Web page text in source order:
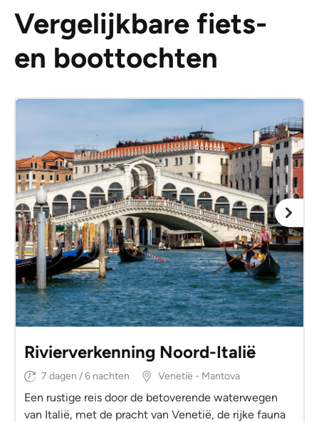
Vergelijkbare fiets-
en boottochten
Rivierverkenning Noord-Italië
7 dagen / 6 nachten Venetië - Mantova
Een rustige reis door de betoverende waterwegen
van Italië, met de pracht van Venetië, de rijke fauna